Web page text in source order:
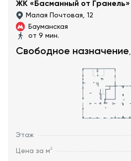
ЖК «Басманный от Гранель»
Малая Почтовая, 12
Бауманская
от 9 мин.
Свободное назначение,
Этаж
Цена за м2